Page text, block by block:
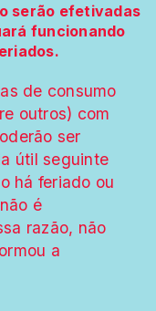
serão efetivadas
funcionando
de consumo
outros) com
ser
útil seguinte
há feriado ou
é
razão, não
a